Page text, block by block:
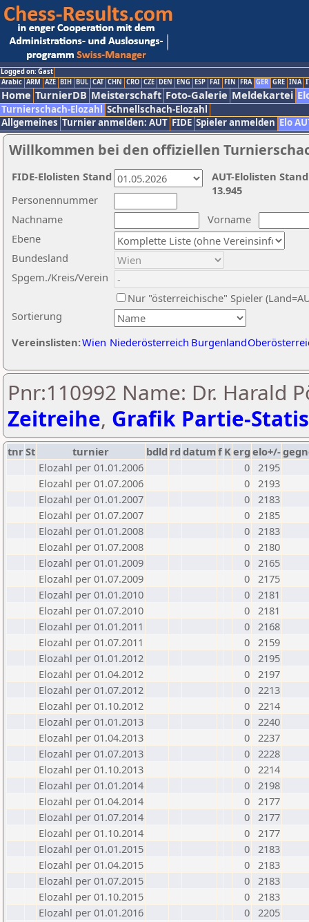
Logged on: Gast
Arabic ARM AZE BIH BUL CAT CHN CRO CZE DEN ENG ESP FAI FIN FRA GER GRE INA
Home TurnierDB Meisterschaft Foto-Galerie Meldekartei
Turnierschach-Elozahl Schnellschach-Elozahl
Allgemeines Turnier anmelden: AUT FIDE Spieler anmelden Elo
Willkommen bei den offiziellen
Nachname
Vorname
Ebene
Sortierung
Personennummer
Bundesland
Spgem./Kreis/Verein
Nur "österreichische" Spieler
Vereinslisten:Wien Niederösterreich Burgenland
AUT-Elolisten
13.945
FIDE-Elolisten Stand
Pnr:110992 Name: Dr. Harald
Zeitreihe, Grafik Partie-
tnrSt turnier bdld rd datumf Kerg elo+/-
Elozahl per 01.01.2006
0 2195
Elozahl per 01.07.2006
0 2193
Elozahl per 01.01.2007
0 2183
Elozahl per 01.07.2007
0 2185
Elozahl per 01.01.2008
0 2183
Elozahl per 01.07.2008
0 2180
Elozahl per 01.01.2009
0 2165
Elozahl per 01.07.2009
0 2175
Elozahl per 01.01.2010
0 2181
Elozahl per 01.07.2010
0 2181
Elozahl per 01.01.2011
0 2168
Elozahl per 01.07.2011
0 2159
Elozahl per 01.01.2012
0 2195
Elozahl per 01.04.2012
0 2197
Elozahl per 01.07.2012
0 2213
Elozahl per 01.10.2012
0 2214
Elozahl per 01.01.2013
0 2240
Elozahl per 01.04.2013
0 2237
Elozahl per 01.07.2013
0 2228
Elozahl per 01.10.2013
0 2214
Elozahl per 01.01.2014
0 2198
Elozahl per 01.04.2014
0 2177
Elozahl per 01.07.2014
0 2177
Elozahl per 01.10.2014
0 2177
Elozahl per 01.01.2015
0 2183
Elozahl per 01.04.2015
0 2183
Elozahl per 01.07.2015
0 2183
Elozahl per 01.10.2015
0 2183
Elozahl per 01.01.2016
0 2205